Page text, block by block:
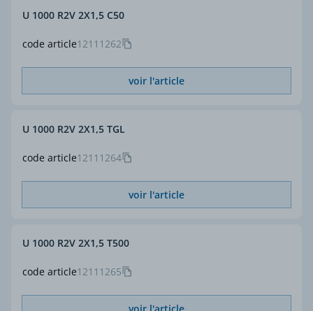
code article12111262
U 1000 R2V 2X1,5 C50
voir l'article
code article12111264
U 1000 R2V 2X1,5 TGL
voir l'article
code article12111265
U 1000 R2V 2X1,5 T500
voir l'article